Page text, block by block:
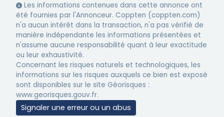
Les informations contenues dans cette annonce ont
été fournies par l'Annonceur. Coppten (coppten.com)
n'a aucun intérêt dans la transaction, n'a pas vérifié de
manière indépendante les informations présentées et
n'assume aucune responsabilité quant à leur exactitude
ou leur exhaustivité.
Concernant les risques naturels et technologiques, les
informations sur les risques auxquels ce bien est exposé
sont disponibles sur le site Géorisques :
www.georisques.gouv.fr.
Signaler une erreur ou un abus